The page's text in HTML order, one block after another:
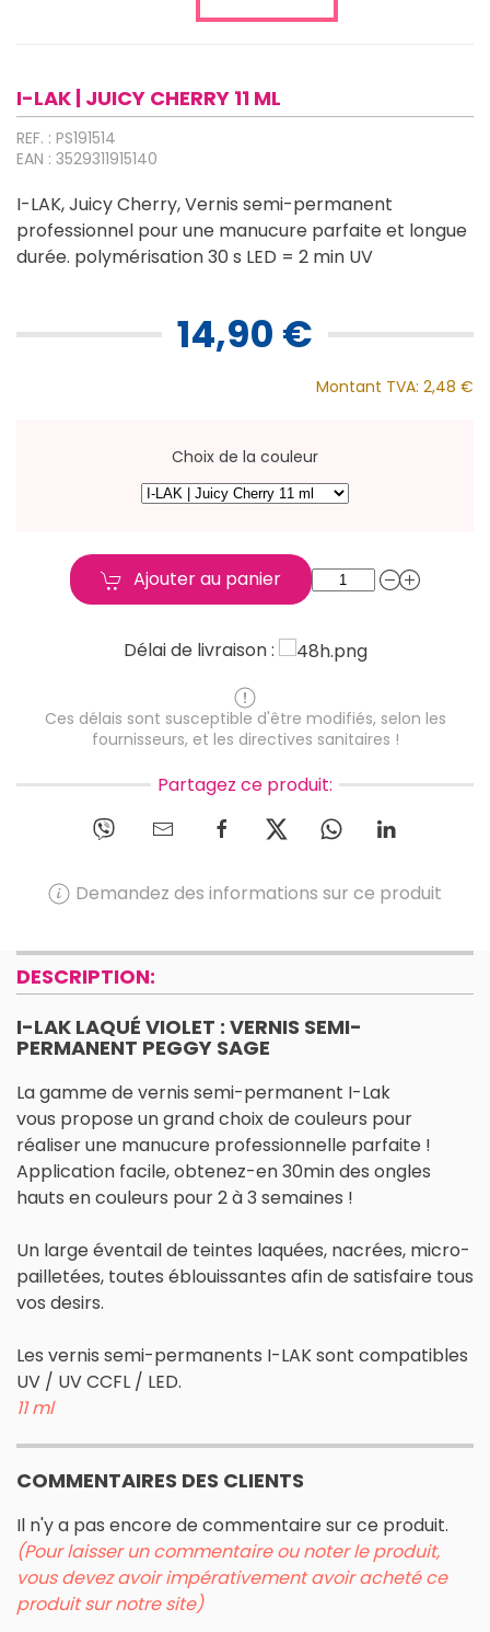
I-LAK | JUICY CHERRY 11 ML
REF. : PS191514
EAN : 3529311915140
I-LAK, Juicy Cherry, Vernis semi-permanent
professionnel pour une manucure parfaite et longue
durée. polymérisation 30 s LED = 2 min UV
14,90 €
Montant TVA: 2,48 €
Choix de la couleur
Ajouter au panier
Délai de livraison :
Ces délais sont susceptible d'être modifiés, selon les
fournisseurs, et les directives sanitaires !
Partagez ce produit:
Demandez des informations sur ce produit
DESCRIPTION:
I-LAK LAQUÉ VIOLET : VERNIS SEMI-
PERMANENT PEGGY SAGE
La gamme de vernis semi-permanent I-Lak
vous propose un grand choix de couleurs pour
réaliser une manucure professionnelle parfaite !
Application facile, obtenez-en 30min des ongles
hauts en couleurs pour 2 à 3 semaines !
Un large éventail de teintes laquées, nacrées, micro-
pailletées, toutes éblouissantes afin de satisfaire tous
vos desirs.
Les vernis semi-permanents I-LAK sont compatibles
UV / UV CCFL / LED.
11 ml
COMMENTAIRES DES CLIENTS
Il n'y a pas encore de commentaire sur ce produit.
(Pour laisser un commentaire ou noter le produit,
vous devez avoir impérativement avoir acheté ce
produit sur notre site)